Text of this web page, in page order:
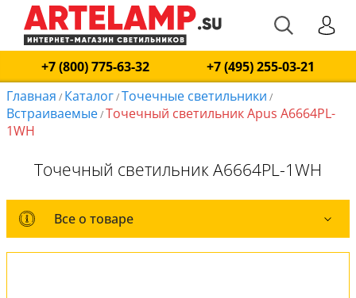
+7 (800) 775-63-32
+7 (495) 255-03-21
Главная / Каталог/Точечные светильники /
Встраиваемые/Точечный светильник Apus A6664PL-
1WH
Точечный светильник A6664PL-1WH
Все о товаре
Все о товаре